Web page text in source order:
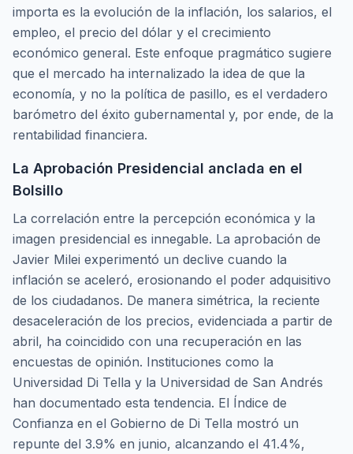
importa es la evolución de la inflación, los salarios, el
empleo, el precio del dólar y el crecimiento
económico general. Este enfoque pragmático sugiere
que el mercado ha internalizado la idea de que la
economía, y no la política de pasillo, es el verdadero
barómetro del éxito gubernamental y, por ende, de la
rentabilidad financiera.
La Aprobación Presidencial anclada en el
Bolsillo
La correlación entre la percepción económica y la
imagen presidencial es innegable. La aprobación de
Javier Milei experimentó un declive cuando la
inflación se aceleró, erosionando el poder adquisitivo
de los ciudadanos. De manera simétrica, la reciente
desaceleración de los precios, evidenciada a partir de
abril, ha coincidido con una recuperación en las
encuestas de opinión. Instituciones como la
Universidad Di Tella y la Universidad de San Andrés
han documentado esta tendencia. El Índice de
Confianza en el Gobierno de Di Tella mostró un
repunte del 3.9% en junio, alcanzando el 41.4%,